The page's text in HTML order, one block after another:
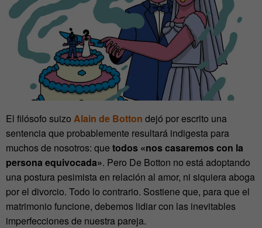
El filósofo suizo Alain de Botton dejó por escrito una
sentencia que probablemente resultará indigesta para
muchos de nosotros: que todos «nos casaremos con la
persona equivocada». Pero De Botton no está adoptando
una postura pesimista en relación al amor, ni siquiera aboga
por el divorcio. Todo lo contrario. Sostiene que, para que el
matrimonio funcione, debemos lidiar con las inevitables
imperfecciones de nuestra pareja.